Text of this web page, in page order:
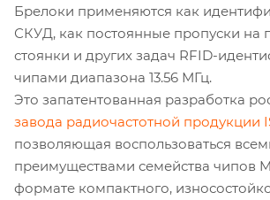
Брелоки применяются как
СКУД, как постоянные пропуски на
стоянки и других задач RFID-
чипами диапазона 13.56 МГц.
Это запатентованная разработка
завода радиочастотной продукции
позволяющая воспользоваться
преимуществами семейства чипов
формате компактного,